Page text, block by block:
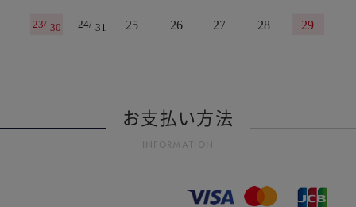
お支払い方法
INFORMATION